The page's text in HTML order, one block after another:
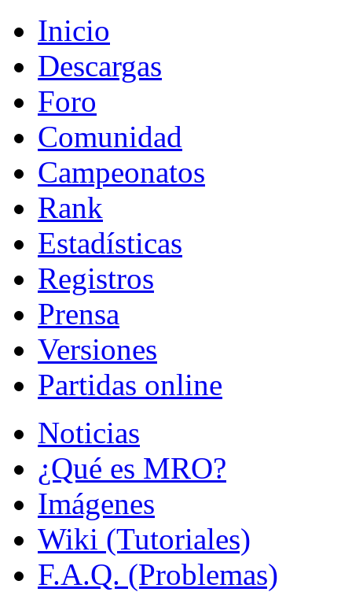
Inicio
Descargas
Foro
Comunidad
Campeonatos
Rank
Estadísticas
Registros
Prensa
Versiones
Partidas online
Noticias
¿Qué es MRO?
Imágenes
Wiki (Tutoriales)
F.A.Q. (Problemas)